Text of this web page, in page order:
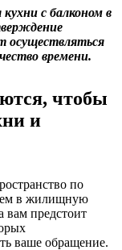
с балконом в
осуществляться
времени.
чтобы
и
по
в жилищную
предстоит
ваше обращение.